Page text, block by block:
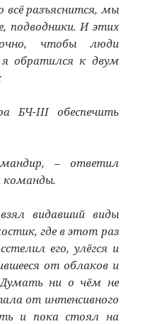
всё разъяснится, мы
подводники. И этих
чтобы люди
обратился к двум
БЧ-III обеспечить
– ответил
команды.
видавший виды
где в этот раз
его, улёгся и
от облаков и
Думать ни о чём не
от интенсивного
и пока стоял на